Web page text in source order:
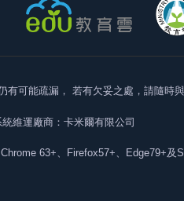
有可能疏漏， 若有欠妥之處，請隨時與
統維運廠商：卡米爾有限公司
Chrome 63+、Firefox57+、Edge79+及